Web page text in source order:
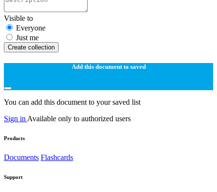
Visible to
Everyone
Just me
Create collection
Add this document to saved
You can add this document to your saved list
Sign in Available only to authorized users
Products
Documents Flashcards
Support